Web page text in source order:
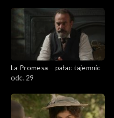
La Promesa – pałac tajemnic
odc. 29